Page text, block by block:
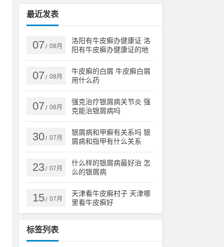
最近发表
07 / 08月
洛阳有牛皮癣办健康证 洛
阳有牛皮癣办健康证的地
方吗
07 / 08月
牛皮癣的白屑 牛皮癣白屑
用什么药
07 / 08月
强克治疗银屑病关节炎 强
克能治银屑病吗
30/ 07月
银屑病和甲癣有关系吗 银
屑病和指甲有什么关系
23/ 07月
什么样的银屑病最好治 怎
么的银屑病
15/ 07月
天津看牛皮癣村子 天津哪
里看牛皮癣好
标签列表